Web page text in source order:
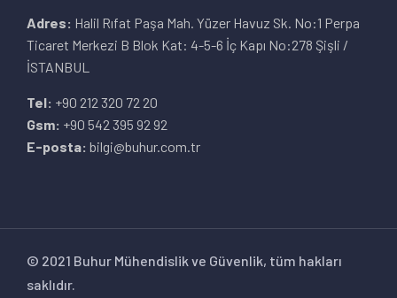
Adres: Halil Rıfat Paşa Mah. Yüzer Havuz Sk. No:1 Perpa
Ticaret Merkezi B Blok Kat: 4-5-6 İç Kapı No:278 Şişli /
İSTANBUL
Tel: +90 212 320 72 20
Gsm: +90 542 395 92 92
E-posta: bilgi@buhur.com.tr
© 2021 Buhur Mühendislik ve Güvenlik, tüm hakları
saklıdır.